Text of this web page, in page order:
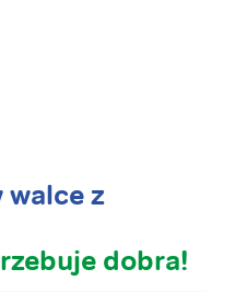
walce z
dobra!